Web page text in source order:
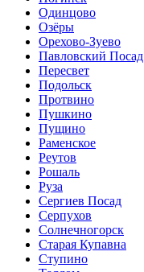
Одинцово
Озёры
Орехово-Зуево
Павловский Посад
Пересвет
Подольск
Протвино
Пушкино
Пущино
Раменское
Реутов
Рошаль
Руза
Сергиев Посад
Серпухов
Солнечногорск
Старая Купавна
Ступино